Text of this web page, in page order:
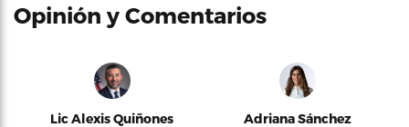
Opinión y Comentarios
Lic Alexis Quiñones Adriana Sánchez